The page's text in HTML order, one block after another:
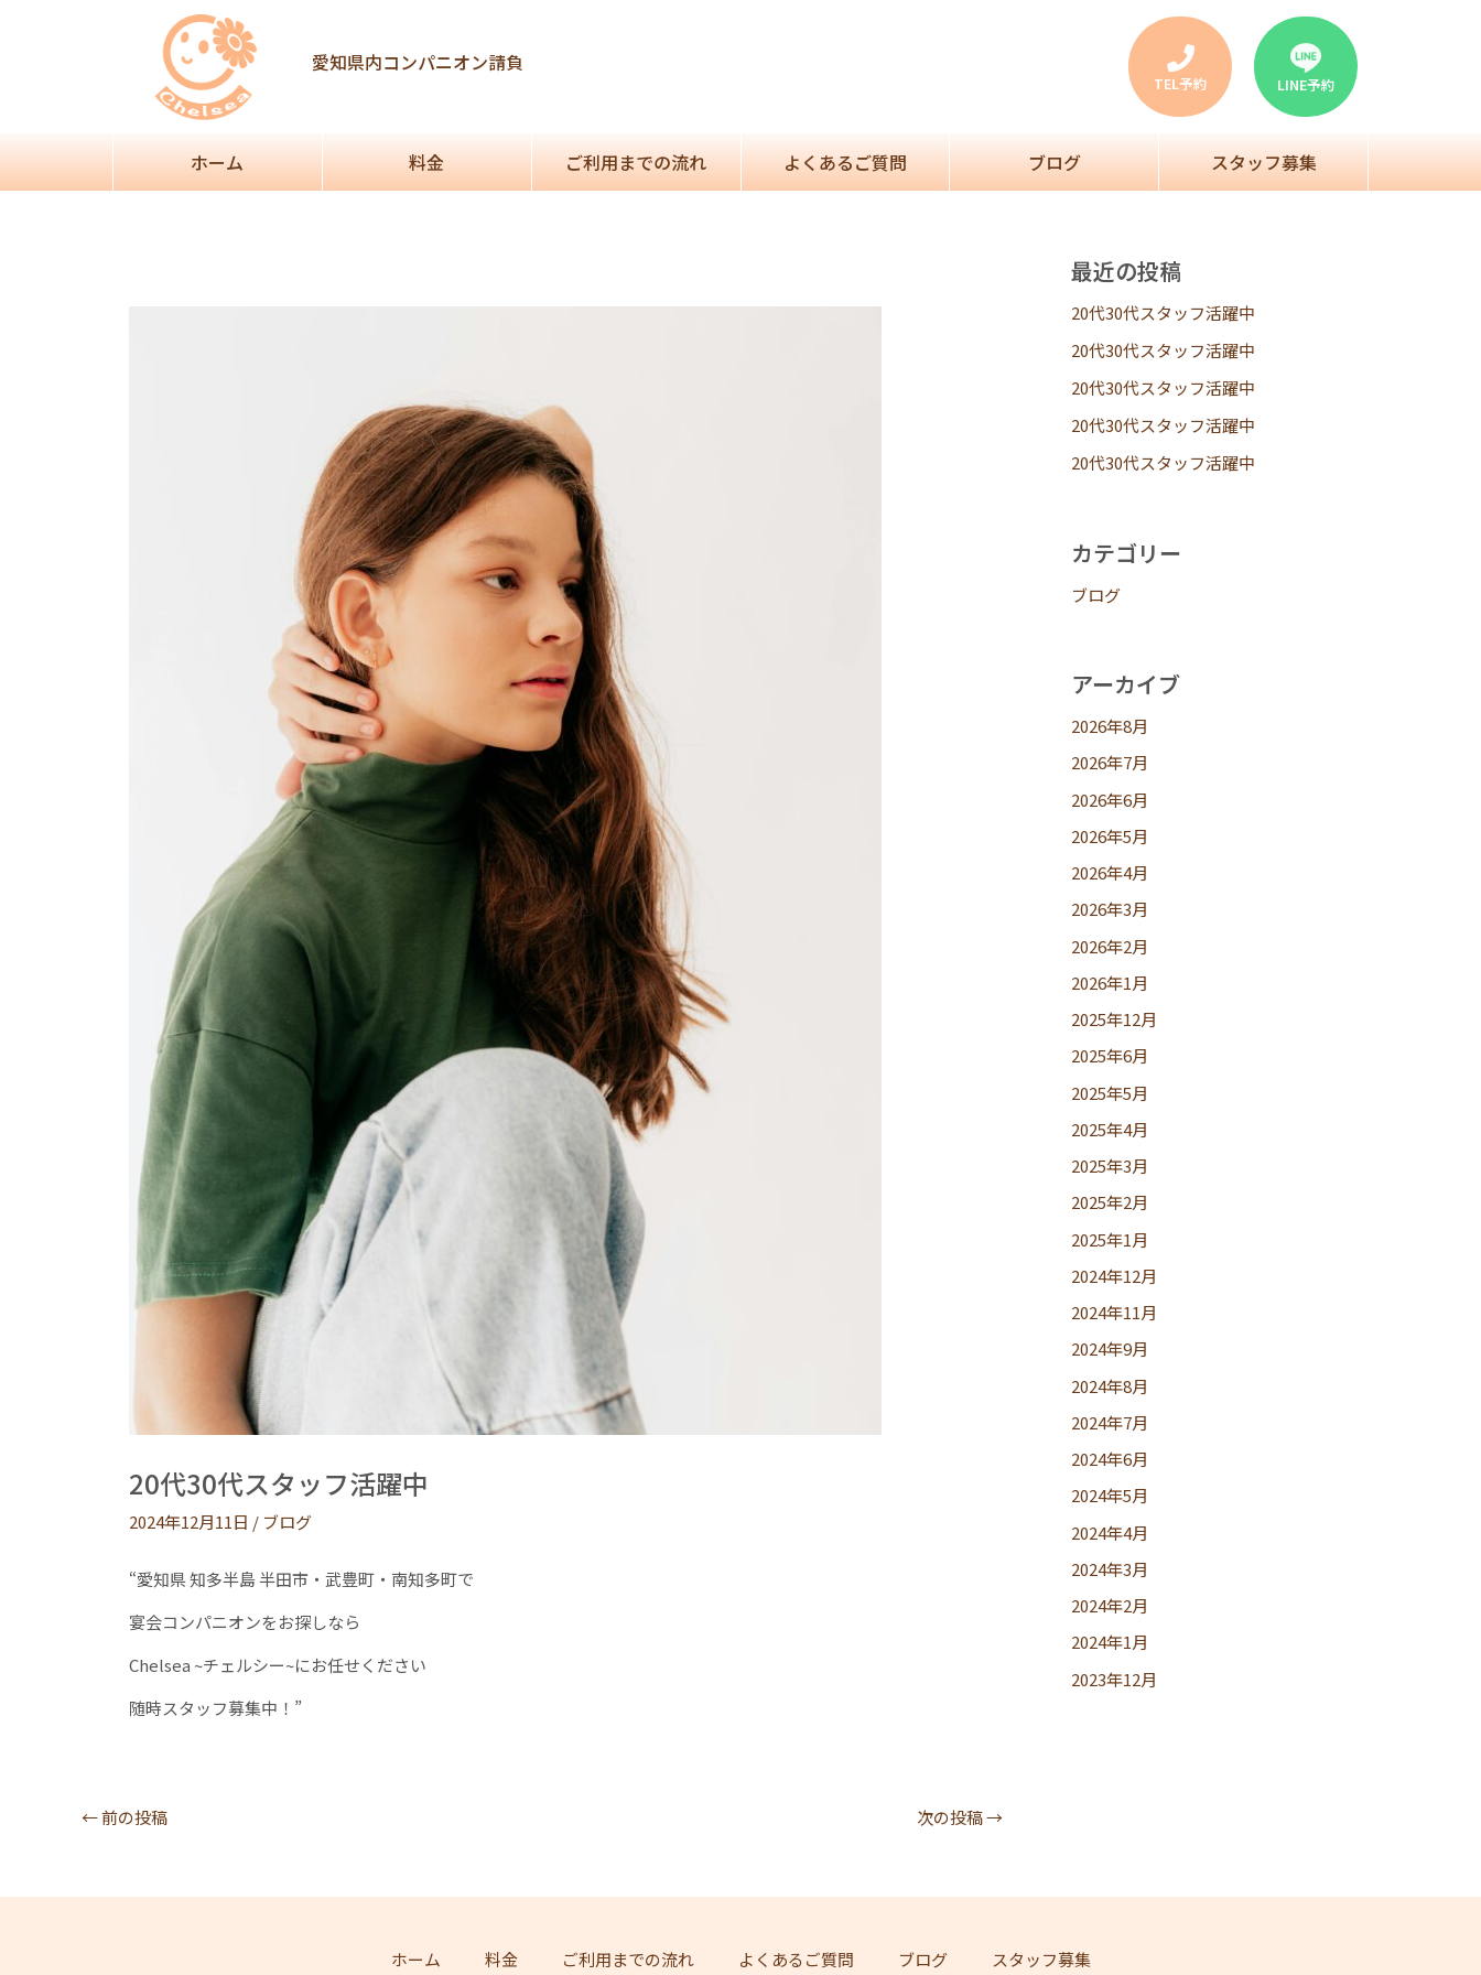
愛知県内コンパニオン請負
TEL予約 LINE予約
ホーム 料金 ご利用までの流れ よくあるご質問 ブログ スタッフ募集
20代30代スタッフ活躍中
2024年12月11日 / ブログ
“愛知県 知多半島 半田市・武豊町・南知多町で
宴会コンパニオンをお探しなら
Chelsea ~チェルシー~にお任せください
随時スタッフ募集中！”
←前の投稿 次の投稿→
最近の投稿
20代30代スタッフ活躍中
20代30代スタッフ活躍中
20代30代スタッフ活躍中
20代30代スタッフ活躍中
20代30代スタッフ活躍中
カテゴリー
ブログ
アーカイブ
2026年8月
2026年7月
2026年6月
2026年5月
2026年4月
2026年3月
2026年2月
2026年1月
2025年12月
2025年6月
2025年5月
2025年4月
2025年3月
2025年2月
2025年1月
2024年12月
2024年11月
2024年9月
2024年8月
2024年7月
2024年6月
2024年5月
2024年4月
2024年3月
2024年2月
2024年1月
2023年12月
ホーム 料金 ご利用までの流れ よくあるご質問 ブログ スタッフ募集